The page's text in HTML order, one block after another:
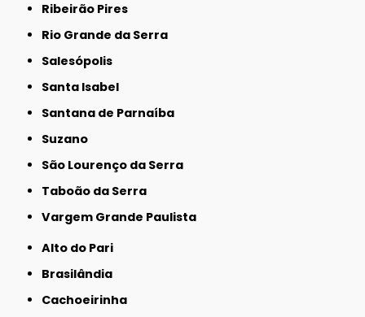
Ribeirão Pires
Rio Grande da Serra
Salesópolis
Santa Isabel
Santana de Parnaíba
Suzano
São Lourenço da Serra
Taboão da Serra
Vargem Grande Paulista
Alto do Pari
Brasilândia
Cachoeirinha